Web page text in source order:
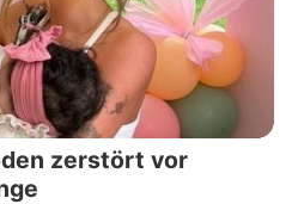
zerstört vor